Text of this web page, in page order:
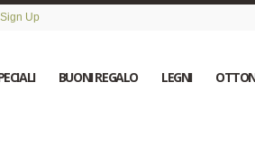
Sign Up
BUONI REGALO LEGNI